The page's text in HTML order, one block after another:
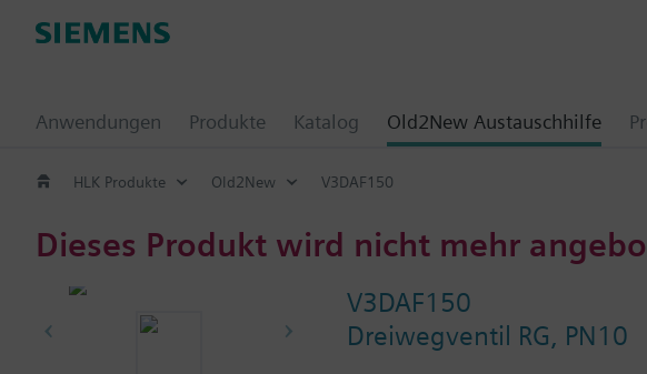
Anwendungen Produkte Katalog Old2New Austauschhilfe
HLK Produkte Old2New V3DAF150
Dieses Produkt wird nicht mehr
V3DAF150
Dreiwegventil RG, PN10